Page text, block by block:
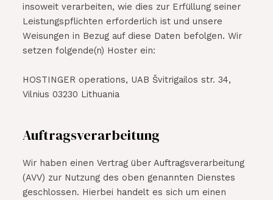
insoweit verarbeiten, wie dies zur Erfüllung seiner
Leistungspflichten erforderlich ist und unsere
Weisungen in Bezug auf diese Daten befolgen. Wir
setzen folgende(n) Hoster ein:
HOSTINGER operations, UAB Švitrigailos str. 34,
Vilnius 03230 Lithuania
Auftragsverarbeitung
Wir haben einen Vertrag über Auftragsverarbeitung
(AVV) zur Nutzung des oben genannten Dienstes
geschlossen. Hierbei handelt es sich um einen